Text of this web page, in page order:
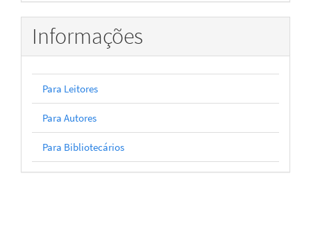
Informações
Para Leitores
Para Autores
Para Bibliotecários